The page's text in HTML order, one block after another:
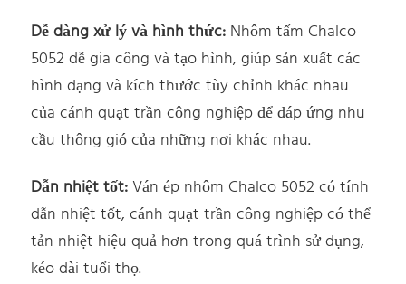
Dễ dàng xử lý và hình thức: Nhôm tấm Chalco
5052 dễ gia công và tạo hình, giúp sản xuất các
hình dạng và kích thước tùy chỉnh khác nhau
của cánh quạt trần công nghiệp để đáp ứng nhu
cầu thông gió của những nơi khác nhau.
Dẫn nhiệt tốt: Ván ép nhôm Chalco 5052 có tính
dẫn nhiệt tốt, cánh quạt trần công nghiệp có thể
tản nhiệt hiệu quả hơn trong quá trình sử dụng,
kéo dài tuổi thọ.